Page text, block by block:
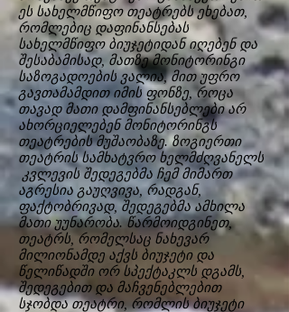
ეს სახელმწიფო თეატრებს ეხებათ,
რომლებიც დაფინანსებას
სახელმწიფო ბიუჯეტიდან იღებენ და
შესაბამისად, მათზე მონიტორინგი
საზოგადოების ვალია, მით უფრო
გავთამამდით იმის ფონზე, როცა
თავად მათი დამფინანსებლები არ
ახორციელებენ მონიტორინგს
თეატრების მუშაობაზე. ზოგიერთი
თეატრის სამხატვრო ხელმძღვანელს
კვლევის შედეგებმა ჩემ მიმართ
აგრესია გაუღვივა, რადგან,
ფაქტობრივად, შედეგებმა ამხილა
მათი უუნარობა. წარმოიდგინეთ,
თეატრს, რომელსაც ნახევარ
მილიონამდე აქვს ბიუჯეტი და
წელიწადში ორ სპექტაკლს დგამს,
შედეგებით და მაჩვენებლებით
სჯობდა თეატრი, რომლის ბიუჯეტი